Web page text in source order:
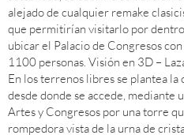
alejado de cualquier remake
que permitirían visitarlo por
ubicar el Palacio de Congresos
1100 personas. Visión en 3D –
En los terrenos libres se plantea
desde donde se accede, mediante
Artes y Congresos por una torre
rompedora vista de la urna de